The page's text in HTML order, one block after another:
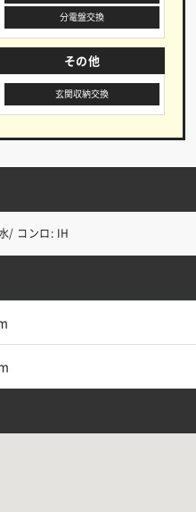
分電盤交換
その他
玄関収納交換
/ コンロ: IH